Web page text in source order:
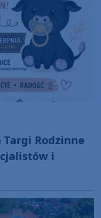
Targi Rodzinne
i